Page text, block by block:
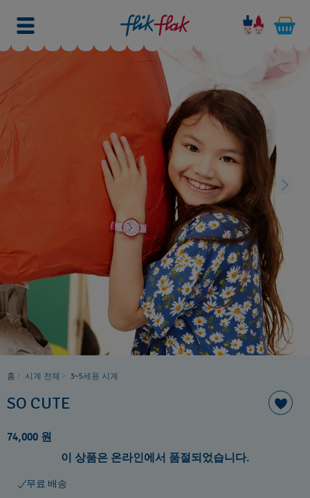
홈 시계 전체 3~5세용 시계
SO CUTE
74,000 원
이 상품은 온라인에서 품절되었습니다.
무료 배송